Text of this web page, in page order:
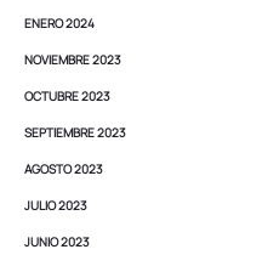
ENERO 2024
NOVIEMBRE 2023
OCTUBRE 2023
SEPTIEMBRE 2023
AGOSTO 2023
JULIO 2023
JUNIO 2023